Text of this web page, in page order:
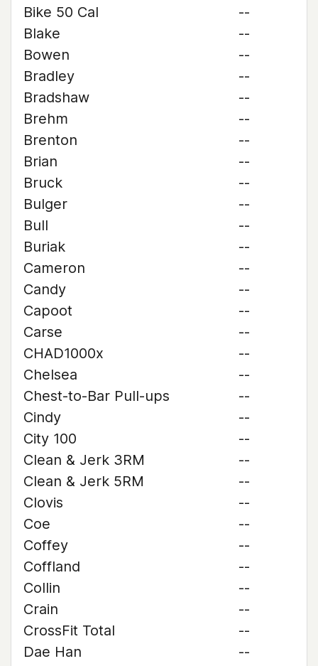
Bike 50 Cal
--
Blake
--
Bowen
--
Bradley
--
Bradshaw
--
Brehm
--
Brenton
--
Brian
--
Bruck
--
Bulger
--
Bull
--
Buriak
--
Cameron
--
Candy
--
Capoot
--
Carse
--
CHAD1000x
--
Chelsea
--
Chest-to-Bar Pull-ups
--
Cindy
--
City 100
--
Clean & Jerk 3RM
--
Clean & Jerk 5RM
--
Clovis
--
Coe
--
Coffey
--
Coffland
--
Collin
--
Crain
--
CrossFit Total
--
Dae Han
--